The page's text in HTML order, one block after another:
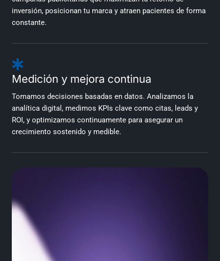
inversión, posicionan tu marca y atraen pacientes de forma
constante.
Medición y mejora continua
Tomamos decisiones basadas en datos. Analizamos la
analítica digital, medimos KPIs clave como citas, leads y
ROI, y optimizamos continuamente para asegurar un
crecimiento sostenido y medible.